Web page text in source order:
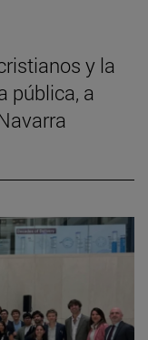
y la
pública, a